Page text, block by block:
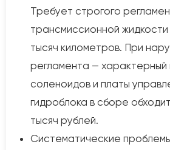
Требует строгого
трансмиссионной
тысяч километров. При
регламента — характерный
соленоидов и платы
гидроблока в сборе
тысяч рублей.
Систематические